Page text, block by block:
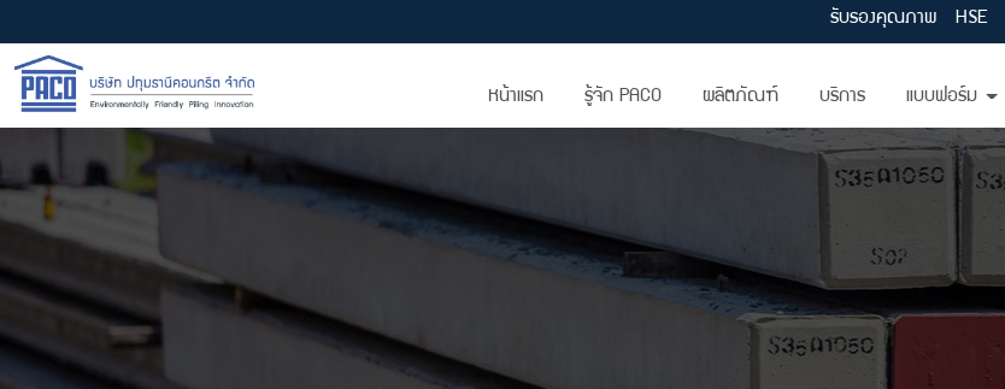
หน้าแรก รู้จัก PACO ผลิตภัณฑ์ บริการ แบบฟอร์ม
รับรองคุณภาพ HSE